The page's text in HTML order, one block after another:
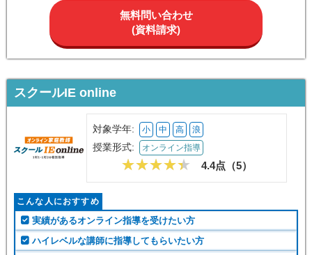
無料問い合わせ
(資料請求)
スクールIE online
対象学年: 小 中 高 浪
授業形式: オンライン指導
4.4点（5）
こんな人におすすめ
実績があるオンライン指導を受けたい方
ハイレベルな講師に指導してもらいたい方